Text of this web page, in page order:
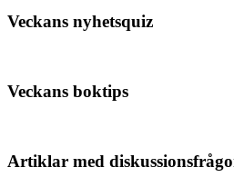
Veckans nyhetsquiz
Veckans boktips
Artiklar med